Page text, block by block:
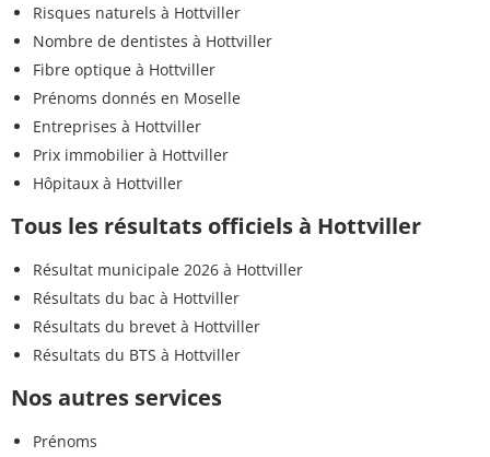
Risques naturels à Hottviller
Nombre de dentistes à Hottviller
Fibre optique à Hottviller
Prénoms donnés en Moselle
Entreprises à Hottviller
Prix immobilier à Hottviller
Hôpitaux à Hottviller
Tous les résultats officiels à Hottviller
Résultat municipale 2026 à Hottviller
Résultats du bac à Hottviller
Résultats du brevet à Hottviller
Résultats du BTS à Hottviller
Nos autres services
Prénoms